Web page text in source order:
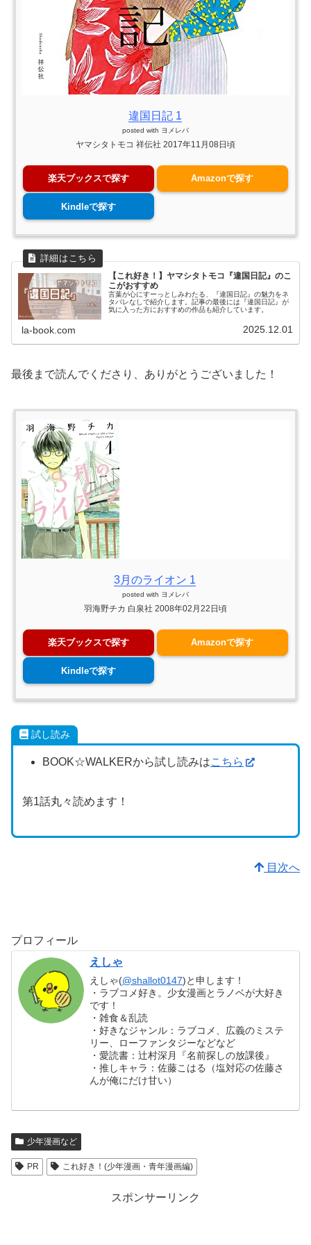
違国日記 1
posted with ヨメレバ
ヤマシタトモコ 祥伝社 2017年11月08日頃
楽天ブックスで探す Amazonで探す
Kindleで探す
【これ好き！】ヤマシタトモコ『違国日記』のこ
こがおすすめ
言葉が心にすーっとしみわたる、『違国日記』の魅力をネ
タバレなしで紹介します。記事の最後には『違国日記』が
気に入った方におすすめの作品も紹介しています。
la-book.com 2025.12.01
最後まで読んでくださり、ありがとうございました！
3月のライオン 1
posted with ヨメレバ
羽海野チカ 白泉社 2008年02月22日頃
楽天ブックスで探す Amazonで探す
Kindleで探す
試し読み
BOOK☆WALKERから試し読みはこちら
第1話丸々読めます！
目次へ
プロフィール
えしゃ
えしゃ(@shallot0147)と申します！
・ラブコメ好き。少女漫画とラノベが大好き
です！
・雑食＆乱読
・好きなジャンル：ラブコメ、広義のミステ
リー、ローファンタジーなどなど
・愛読書：辻村深月『名前探しの放課後』
・推しキャラ：佐藤こはる（塩対応の佐藤さ
んが俺にだけ甘い）
少年漫画など
PR これ好き！(少年漫画・青年漫画編)
スポンサーリンク